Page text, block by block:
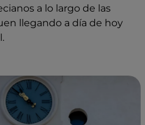
a lo largo de las
llegando a día de hoy